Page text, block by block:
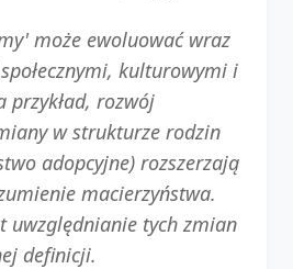
może ewoluować wraz
kulturowymi i
przykład, rozwój
w strukturze rodzin
adopcyjne) rozszerzają
macierzyństwa.
uwzględnianie tych zmian
definicji.